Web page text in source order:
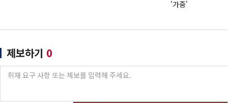
'가중'
제보하기 0